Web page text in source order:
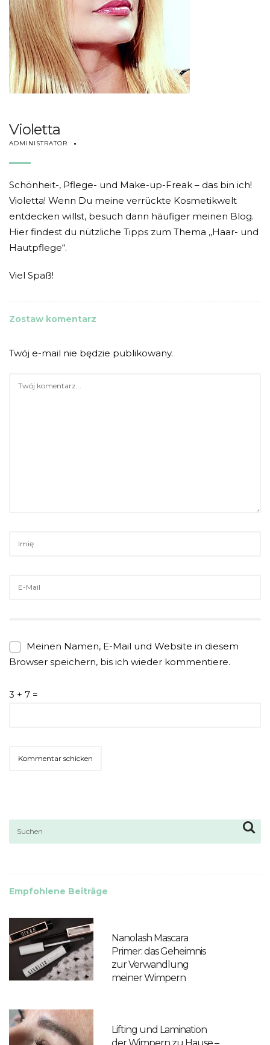
Violetta
ADMINISTRATOR
Schönheit-, Pflege- und Make-up-Freak – das bin ich!
Violetta! Wenn Du meine verrückte Kosmetikwelt
entdecken willst, besuch dann häufiger meinen Blog.
Hier findest du nützliche Tipps zum Thema ,,Haar- und
Hautpflege“.
Viel Spaß!
Zostaw komentarz
Twój e-mail nie będzie publikowany.
Meinen Namen, E-Mail und Website in diesem
Browser speichern, bis ich wieder kommentiere.
3 + 7 =
Empfohlene Beiträge
Nanolash Mascara
Primer: das Geheimnis
zur Verwandlung
meiner Wimpern
Lifting und Lamination